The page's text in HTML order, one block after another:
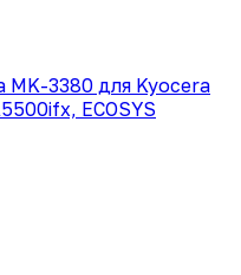
3380 для Kyocera
ECOSYS